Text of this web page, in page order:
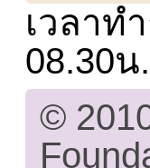
เวลาท
08.30น
©